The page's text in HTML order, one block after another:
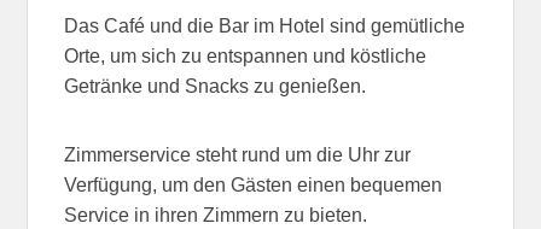
Das Café und die Bar im Hotel sind gemütliche
Orte, um sich zu entspannen und köstliche
Getränke und Snacks zu genießen.
Zimmerservice steht rund um die Uhr zur
Verfügung, um den Gästen einen bequemen
Service in ihren Zimmern zu bieten.